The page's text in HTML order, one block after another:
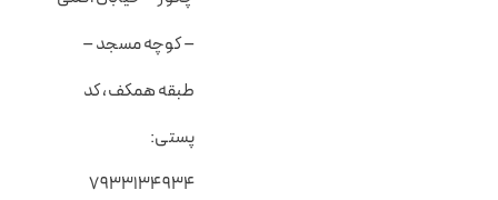
– کوچه مسجد –
طبقه همکف، کد
پستی:
۷۹۳۳۱۳۴۹۳۴